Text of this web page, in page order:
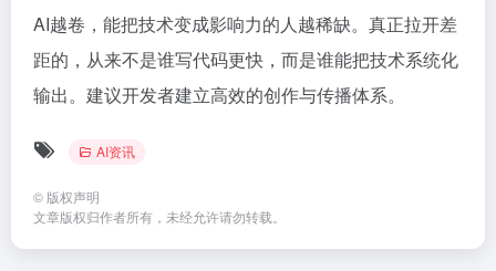
AI越卷，能把技术变成影响力的人越稀缺。真正拉开差
距的，从来不是谁写代码更快，而是谁能把技术系统化
输出。建议开发者建立高效的创作与传播体系。
AI资讯
© 版权声明
文章版权归作者所有，未经允许请勿转载。